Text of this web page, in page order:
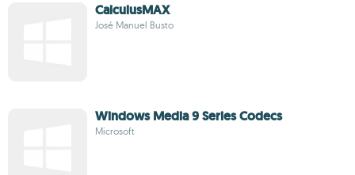
CalculusMAX
José Manuel Busto
Windows Media 9 Series Codecs
Microsoft